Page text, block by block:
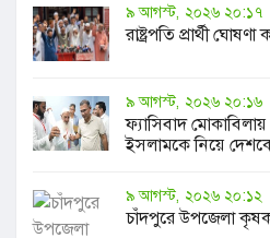
৯ আগস্ট, ২০২৬ ২০:১৭
রাষ্ট্রপতি প্রার্থী
৯ আগস্ট, ২০২৬ ২০:১৬
ফ্যাসিবাদ
ইসলামকে নিয়ে দেশকে
৯ আগস্ট, ২০২৬ ২০:১২
চাঁদপুরে উপজেলা